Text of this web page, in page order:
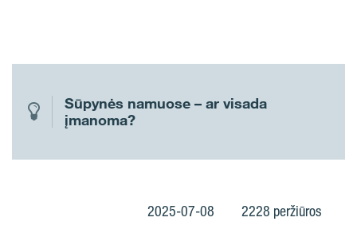
Sūpynės namuose – ar visada
įmanoma?
2025-07-08 2228 peržiūros